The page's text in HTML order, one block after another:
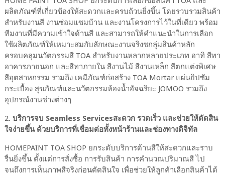
ผลิตภัณฑ์ที่เกี่ยวข้องให้สะดวกและครบถ้วนยิ่งขึ้น โดยรวบรวมสินค้า
สำหรับงานสี งานซ่อมแซมบ้าน และงานโครงการไว้ในที่เดียว พร้อม
ทีมงานที่มีความเข้าใจด้านสี และสามารถให้คำแนะนำในการเลือก
ใช้ผลิตภัณฑ์ให้เหมาะสมกับลักษณะงานจริงชกลุ่มสินค้าหลัก
ครอบคลุมนวัตกรรมสี TOA สำหรับงานหลากหลายประเภท อาทิ สีทา
อาคารภายนอก และสีทาภายใน สีงานไม้ สีงานเหล็ก สีตกแต่งพิเศษ
สีอุตสาหกรรม รวมถึง เคมีภัณฑ์ก่อสร้าง TOA Mortar แผ่นยิปซัม
กระเบื้อง สุขภัณฑ์และนวัตกรรมห้องน้ำอัจฉริยะ JOMOO รวมถึง
อุปกรณ์งานช่างต่างๆ
2. บริการจบ Seamless Servicesสะดวก รวดเร็ว และช่วยให้ตัดสิน
ใจง่ายขึ้น ด้วยบริการที่เชื่อมต่อทั้งหน้าร้านและช่องทางดิจิทัล
HOMEPAINT TOA SHOP ยกระดับบริการด้านสีให้สะดวกและราบ
รื่นยิ่งขึ้น ตั้งแต่การสั่งซื้อ การรับสินค้า การคำนวณปริมาณสี ไป
จนถึงการเห็นภาพสีจริงก่อนตัดสินใจ เพื่อช่วยให้ลูกค้าเลือกสินค้าได้